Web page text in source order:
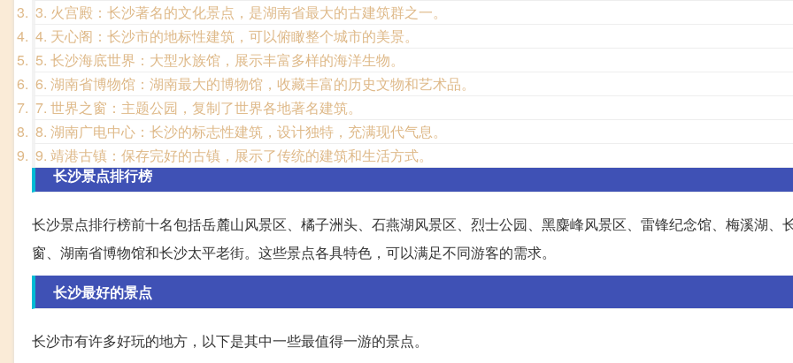
3. 火宫殿：长沙著名的文化景点，是湖南省最大的古建筑群之一。
4. 天心阁：长沙市的地标性建筑，可以俯瞰整个城市的美景。
5. 长沙海底世界：大型水族馆，展示丰富多样的海洋生物。
6. 湖南省博物馆：湖南最大的博物馆，收藏丰富的历史文物和艺术品。
7. 世界之窗：主题公园，复制了世界各地著名建筑。
8. 湖南广电中心：长沙的标志性建筑，设计独特，充满现代气息。
9. 靖港古镇：保存完好的古镇，展示了传统的建筑和生活方式。
长沙景点排行榜
长沙景点排行榜前十名包括岳麓山风景区、橘子洲头、石燕湖风景区、烈士公园、黑麋峰风景区、雷锋纪念馆、梅溪湖、
窗、湖南省博物馆和长沙太平老街。这些景点各具特色，可以满足不同游客的需求。
长沙最好的景点
长沙市有许多好玩的地方，以下是其中一些最值得一游的景点。